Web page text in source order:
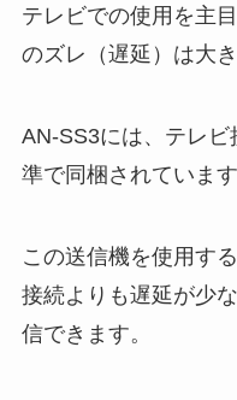
テレビでの使用を主
のズレ（遅延）は大
AN-SS3には、テレ
準で同梱されています
この送信機を使用す
接続よりも遅延が少
信できます。